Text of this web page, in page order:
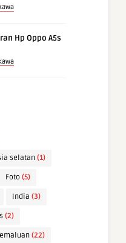
Hp Oppo A5s
selatan(1)
Foto (5)
India (3)
(2)
(22)